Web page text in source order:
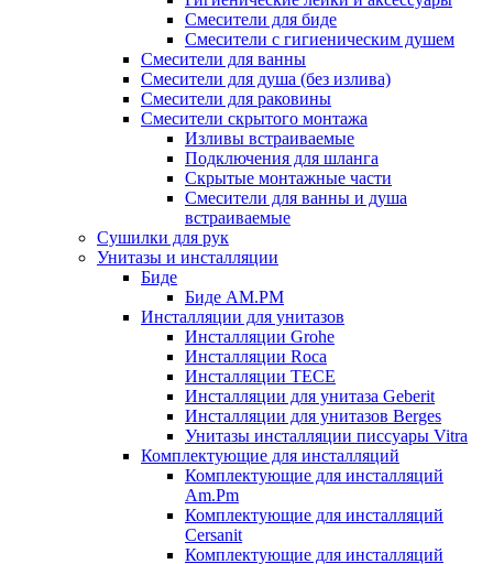
Смесители для биде
Смесители с гигиеническим душем
Смесители для ванны
Смесители для душа (без излива)
Смесители для раковины
Смесители скрытого монтажа
Изливы встраиваемые
Подключения для шланга
Скрытые монтажные части
Смесители для ванны и душа
встраиваемые
Сушилки для рук
Унитазы и инсталляции
Биде
Биде AM.PM
Инсталляции для унитазов
Инсталляции Grohe
Инсталляции Roca
Инсталляции TECE
Инсталляции для унитаза Geberit
Инсталляции для унитазов Berges
Унитазы инсталляции писсуары Vitra
Комплектующие для инсталляций
Комплектующие для инсталляций
Am.Pm
Комплектующие для инсталляций
Cersanit
Комплектующие для инсталляций